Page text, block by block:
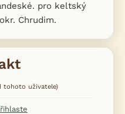
pro keltský
Chrudim.
tohoto uživatele)